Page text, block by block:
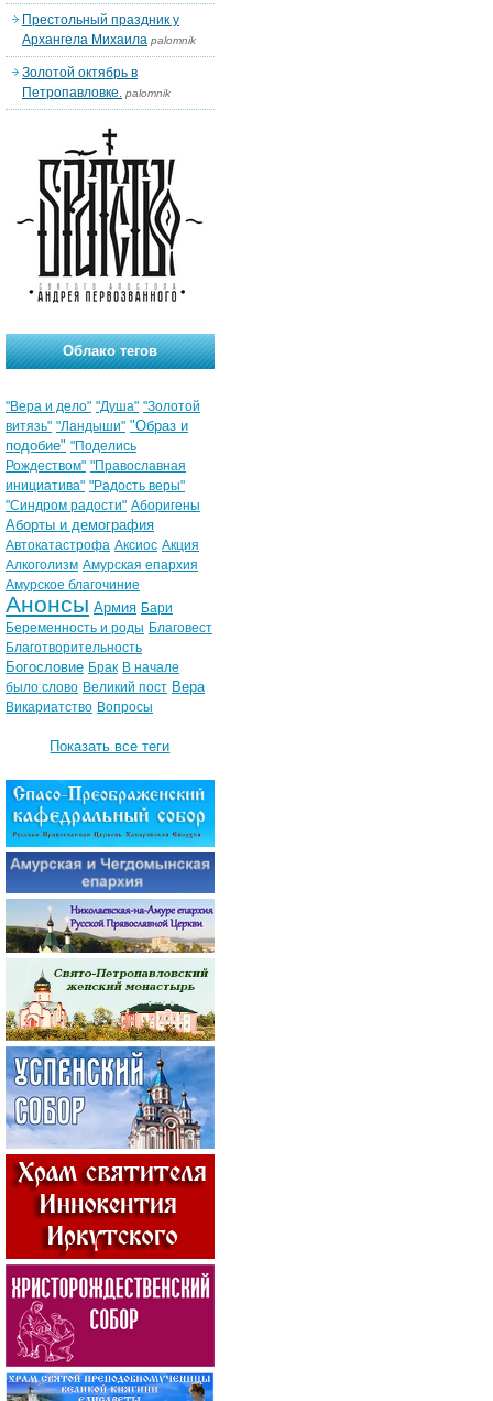
Престольный праздник у
Архангела Михаила palomnik
Золотой октябрь в
Петропавловке. palomnik
Облако тегов
"Вера и дело" "Душа" "Золотой
витязь" "Ландыши" "Образ и
подобие" "Поделись
Рождеством" "Православная
инициатива" "Радость веры"
"Синдром радости" Аборигены
Аборты и демография
Автокатастрофа Аксиос Акция
Алкоголизм Амурская епархия
Амурское благочиние
Анонсы Армия Бари
Беременность и роды Благовест
Благотворительность
Богословие Брак В начале
было слово Великий пост Вера
Викариатство Вопросы
Показать все теги